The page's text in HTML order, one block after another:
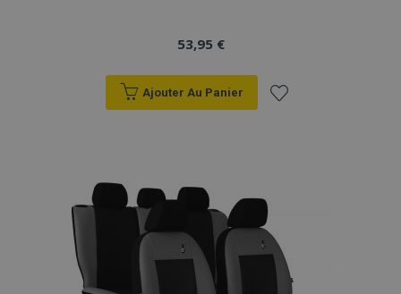
53,95 €
Ajouter Au Panier
liste
d'achats